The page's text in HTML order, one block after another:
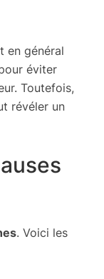
en général
éviter
Toutefois,
révéler un
. Voici les